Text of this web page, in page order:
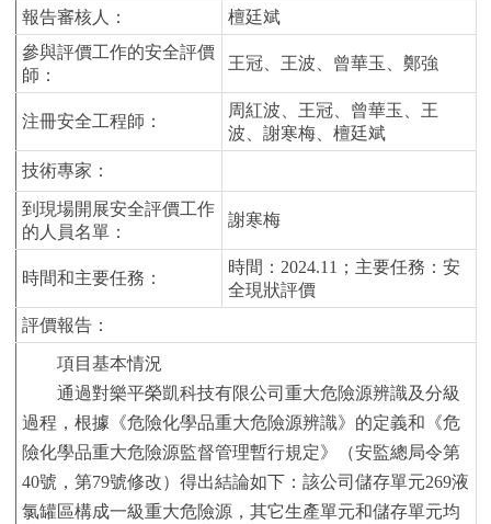
報告審核人
：
檀廷斌
參與評價工作的安全評價
師 ：
王冠、王波、曾華玉、鄭強
注冊安全工程師 ：
周紅波、王冠、曾華玉、王
波、謝寒梅、檀廷斌
技術專家 ：
到現場開展安全評價工作
的人員名單：
謝寒梅
時間和主要任務 ：
時間： 2024.11 ；主要任務：安
全現狀評價
評價報告：
項目基本情況
通過對樂平榮凱科技有限公司 重大危險源辨識及分級
過程，根據《危險化學品重大危險源辨識》的定義和《危
險化學品重大危險源監督管理暫行規定》（安監總局令第
40號，第79號修改）得出結論如下：該公司儲存單元269液
氯罐區構成一級重大危險源，其它生產單元和儲存單元均